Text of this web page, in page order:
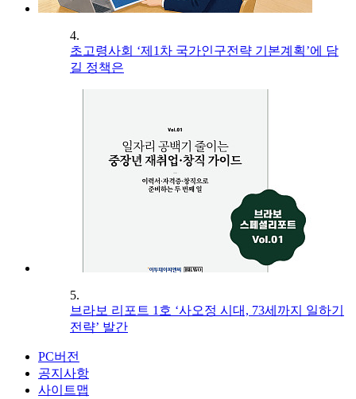
4.
초고령사회 ‘제1차 국가인구전략 기본계획’에 담
길 정책은
5.
브라보 리포트 1호 ‘사오정 시대, 73세까지 일하기
전략’ 발간
PC버전
공지사항
사이트맵